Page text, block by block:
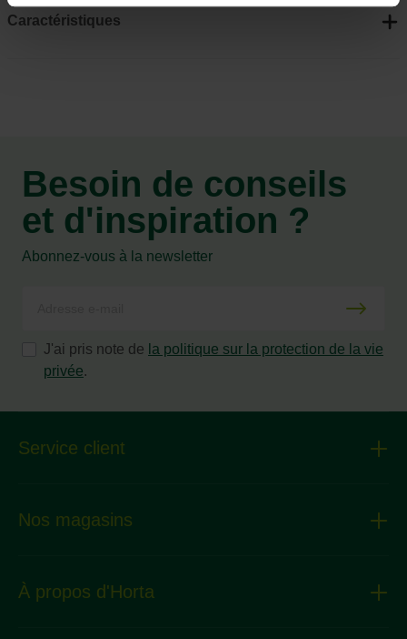
Caractéristiques
Besoin de conseils
et d'inspiration ?
Abonnez-vous à la newsletter
J'ai pris note de la politique sur la protection de la vie
privée.
Service client
Nos magasins
À propos d'Horta